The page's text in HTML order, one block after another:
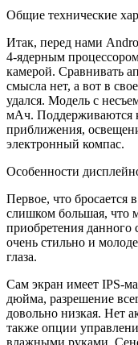
Общие технические
Итак, перед нами
4-ядерным
камерой. Сравнивать
смысла нет, а вот в
удался. Модель с
мАч. Поддерживаются
приближения,
электронный компас.
Особенности
Первое, что бросается
слишком большая, что
приобретения
очень стильно и
глаза.
Сам экран имеет IPS-
дюйма, разрешение
довольно низкая. Нет
также опции
влажными руками.